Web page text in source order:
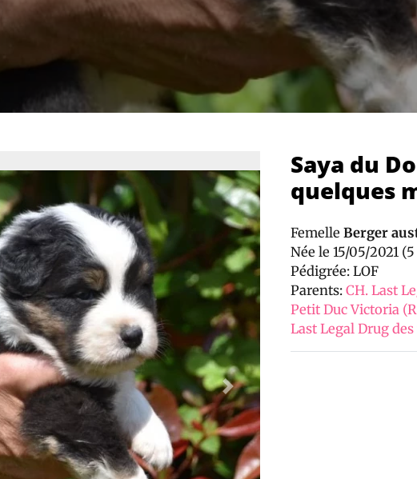
Next
Saya du
quelques
Femelle Berger
Née le 15/05/2021
Pédigrée: LOF
Parents: CH. Last
Petit Duc Victoria
Last Legal Drug